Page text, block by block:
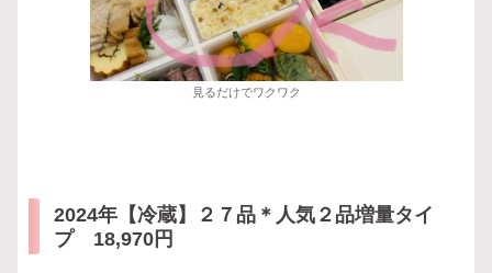
見るだけでワクワク
2024年【冷蔵】２７品＊人気２品増量タイ
プ 18,970円